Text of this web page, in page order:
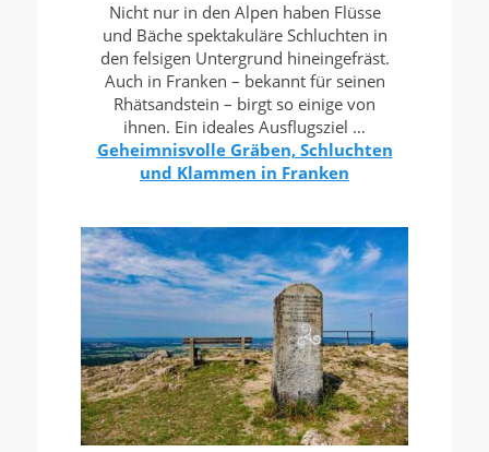
Nicht nur in den Alpen haben Flüsse
und Bäche spektakuläre Schluchten in
den felsigen Untergrund hineingefräst.
Auch in Franken – bekannt für seinen
Rhätsandstein – birgt so einige von
ihnen. Ein ideales Ausflugsziel …
Geheimnisvolle Gräben, Schluchten
und Klammen in Franken